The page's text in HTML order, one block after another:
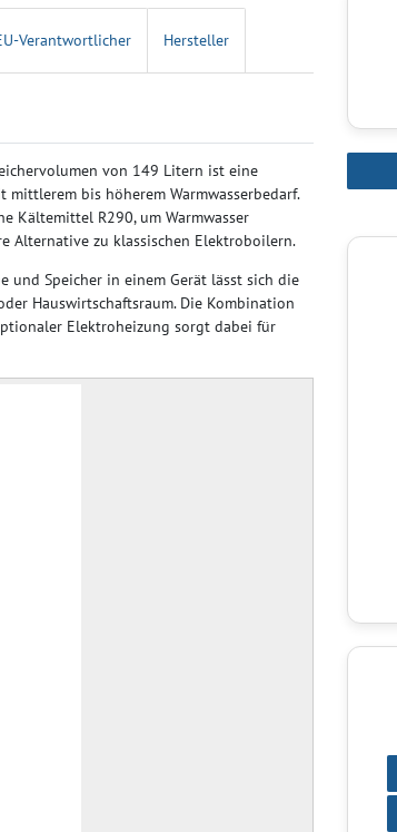
Verantwortlicher Hersteller
von 149 Litern ist eine
bis höherem Warmwasserbedarf.
Kältemittel R290, um Warmwasser
Alternative zu klassischen Elektroboilern.
und Speicher in einem Gerät lässt sich die
Hauswirtschaftsraum. Die Kombination
Elektroheizung sorgt dabei für